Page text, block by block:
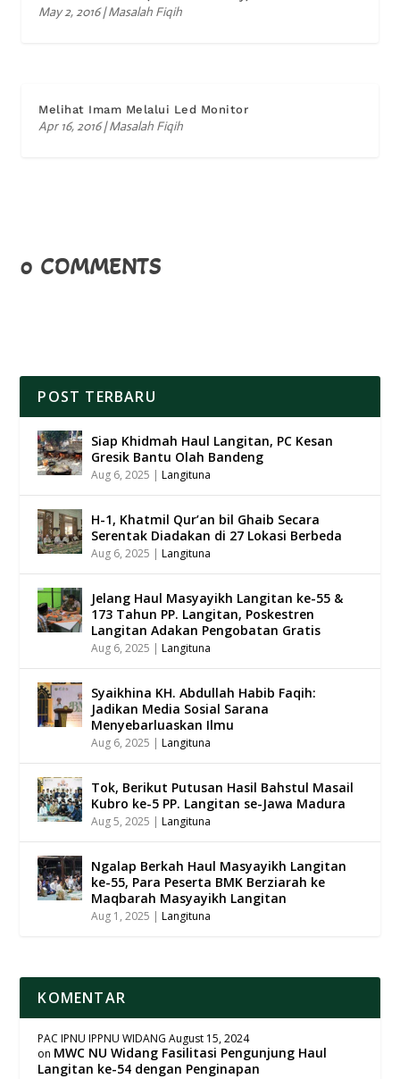
May 2, 2016|Masalah Fiqih
Melihat Imam Melalui Led Monitor
Apr 16, 2016|Masalah Fiqih
0 COMMENTS
POST TERBARU
Siap Khidmah Haul Langitan, PC Kesan
Gresik Bantu Olah Bandeng
Aug 6, 2025 |Langituna
H-1, Khatmil Qur’an bil Ghaib Secara
Serentak Diadakan di 27 Lokasi Berbeda
Aug 6, 2025 |Langituna
Jelang Haul Masyayikh Langitan ke-55 &
173 Tahun PP. Langitan, Poskestren
Langitan Adakan Pengobatan Gratis
Aug 6, 2025 |Langituna
Syaikhina KH. Abdullah Habib Faqih:
Jadikan Media Sosial Sarana
Menyebarluaskan Ilmu
Aug 6, 2025 |Langituna
Tok, Berikut Putusan Hasil Bahstul Masail
Kubro ke-5 PP. Langitan se-Jawa Madura
Aug 5, 2025 |Langituna
Ngalap Berkah Haul Masyayikh Langitan
ke-55, Para Peserta BMK Berziarah ke
Maqbarah Masyayikh Langitan
Aug 1, 2025 |Langituna
KOMENTAR
PAC IPNU IPPNU WIDANG August 15, 2024
on MWC NU Widang Fasilitasi Pengunjung Haul
Langitan ke-54 dengan Penginapan